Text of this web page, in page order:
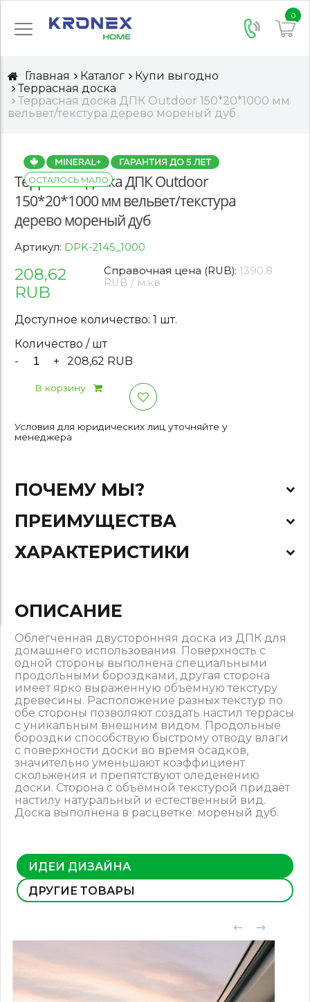
0
Главная Каталог
Купи выгодно
Террасная доска
Террасная доска ДПК Outdoor 150*20*1000 мм
вельвет/текстура дерево мореный дуб
ОСТАЛОСЬ МАЛО
Террасная доска ДПК Outdoor
150*20*1000 мм вельвет/текстура
дерево мореный дуб
Артикул: DPK-2145_1000
208,62
RUB
Справочная цена (RUB): 1390.8
RUB / м.кв
Доступное количество: 1 шт.
Количество / шт
-
+ 208,62 RUB
В корзину
Условия для юридических лиц уточняйте у
менеджера
ПОЧЕМУ МЫ?
ПРЕИМУЩЕСТВА
ХАРАКТЕРИСТИКИ
ОПИСАНИЕ
Облегчённая двусторонняя доска из ДПК для
домашнего использования. Поверхность с
одной стороны выполнена специальными
продольными бороздками, другая сторона
имеет ярко выраженную объёмную текстуру
древесины. Расположение разных текстур по
обе стороны позволяют создать настил террасы
с уникальным внешним видом. Продольные
бороздки способствую быстрому отводу влаги
с поверхности доски во время осадков,
значительно уменьшают коэффициент
скольжения и препятствуют оледенению
доски. Сторона с объёмной текстурой придаёт
настилу натуральный и естественный вид.
Доска выполнена в расцветке: мореный дуб.
ИДЕИ ДИЗАЙНА
ДРУГИЕ ТОВАРЫ